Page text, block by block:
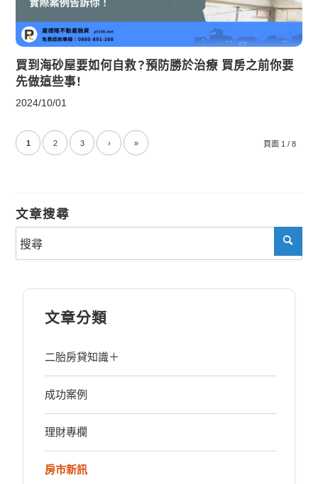
買到海砂屋要如何自救？預防勝於治療 買房之前你要
先做這些事！
2024/10/01
頁面 1 / 8
1 2 3 › »
文章搜尋
文章分類
二胎房貸知識＋
成功案例
理財專欄
房市新訊